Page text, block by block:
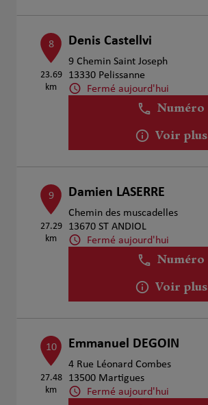
8
23.69
km
Denis Castellvi
9 Chemin Saint Joseph
13330 Pelissanne
Fermé aujourd'hui
Numéro
Voir plus
9
27.29
km
Damien LASERRE
Chemin des muscadelles
13670 ST ANDIOL
Fermé aujourd'hui
Numéro
Voir plus
10
27.48
km
Emmanuel DEGOIN
4 Rue Léonard Combes
13500 Martigues
Fermé aujourd'hui